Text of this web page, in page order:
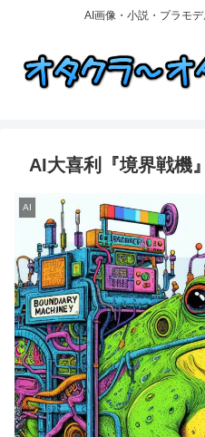
AI画像・小説・プラモ
AI大喜利『境界戦機』
AI